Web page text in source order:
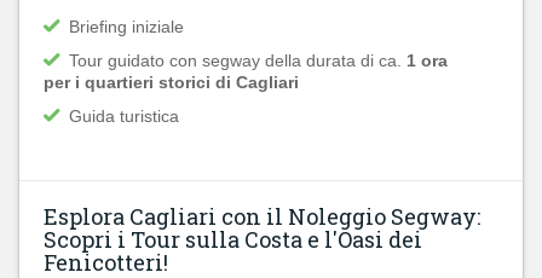
Briefing iniziale
Tour guidato con segway della durata di ca. 1 ora
per i quartieri storici di Cagliari
Guida turistica
Esplora Cagliari con il Noleggio Segway:
Scopri i Tour sulla Costa e l'Oasi dei
Fenicotteri!